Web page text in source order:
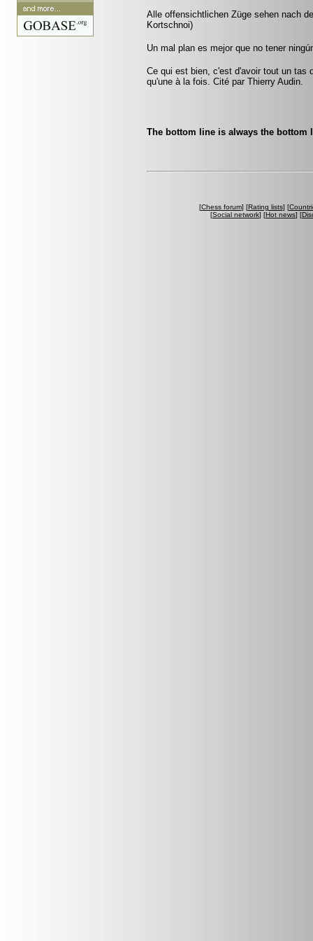
Alle offensichtlichen Züge sehen nach
Kortschnoi)
Un mal plan es mejor que no tener
Ce qui est bien, c'est d'avoir tout un tas
qu'une à la fois. Cité par Thierry Audin.
The bottom line is always the bottom
[Chess forum] [Rating lists] [
[Social network] [Hot news] [